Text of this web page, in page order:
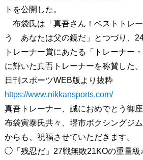
トを公開した。
布袋氏は「真吾さん！ベストトレ
う あなたは父の鏡だ」とつづり、
トレーナー賞にあたる「トレーナー
に輝いた真吾トレーナーを称賛した。
日刊スポーツWEB版より抜粋
https://www.nikkansports.com/
真吾トレーナー、誠におめでとう御座
布袋寅泰氏共々、堺市ボクシングジ
からも、祝福させていただきます。
◯「残忍だ」27戦無敗21KOの重量級